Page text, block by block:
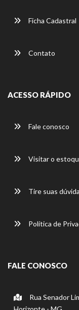
Ficha Cadastral
Contato
ACESSO RÁPIDO
Fale conosco
Visitar o
Tire suas
Política de
FALE CONOSCO
Rua Senador